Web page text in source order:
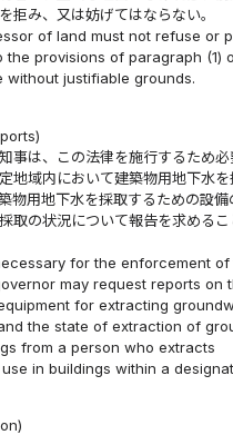
拒み、又は妨げてはならない。
of land must not refuse or
the provisions of paragraph (1)
without justifiable grounds.
事は、この法律を施行するため
地域内において建築物用地下水
物用地下水を採取するための設
取の状況について報告を求めるこ
for the enforcement of
may request reports on
for extracting
the state of extraction of
from a person who extracts
in buildings within a